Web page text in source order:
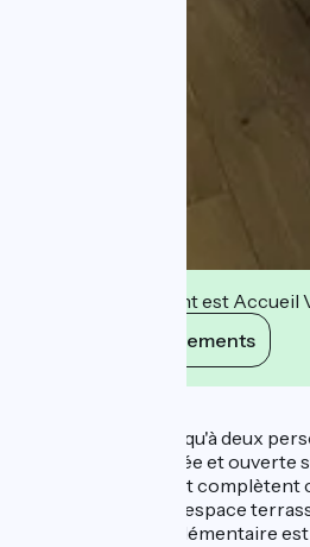
Cet établissement est Accueil
Voir ses engagements
Il peut accueillir jusqu'à deux
entièrement équipée et
un WC indépendant
'Le Crédo' offre un espace
Un couchage supplémentaire